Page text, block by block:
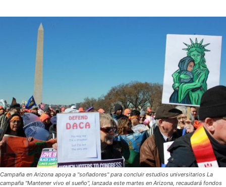
Campaña en Arizona apoya a "soñadores" para concluir estudios universitarios La
campaña "Mantener vivo el sueño", lanzada este martes en Arizona, recaudará fondos